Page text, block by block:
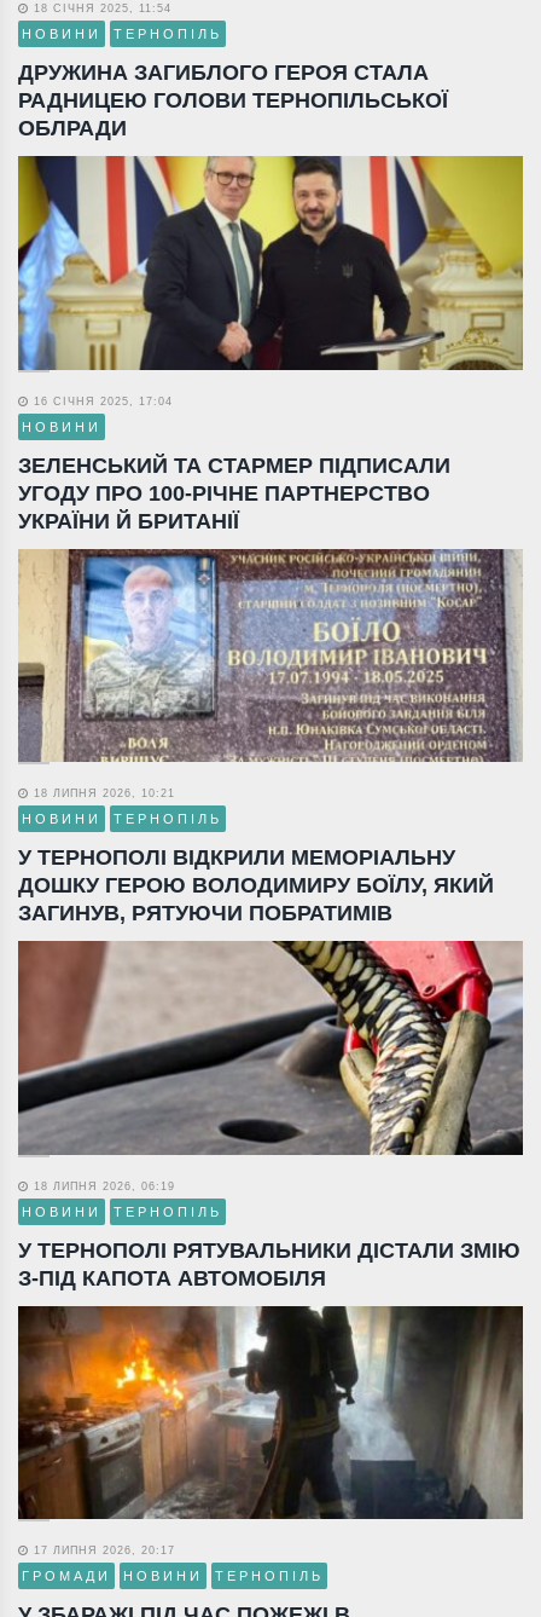
18 СІЧНЯ 2025, 11:54
НОВИНИ ТЕРНОПІЛЬ
ДРУЖИНА ЗАГИБЛОГО ГЕРОЯ СТАЛА
РАДНИЦЕЮ ГОЛОВИ ТЕРНОПІЛЬСЬКОЇ
ОБЛРАДИ
16 СІЧНЯ 2025, 17:04
НОВИНИ
ЗЕЛЕНСЬКИЙ ТА СТАРМЕР ПІДПИСАЛИ
УГОДУ ПРО 100-РІЧНЕ ПАРТНЕРСТВО
УКРАЇНИ Й БРИТАНІЇ
18 ЛИПНЯ 2026, 10:21
НОВИНИ ТЕРНОПІЛЬ
У ТЕРНОПОЛІ ВІДКРИЛИ МЕМОРІАЛЬНУ
ДОШКУ ГЕРОЮ ВОЛОДИМИРУ БОЇЛУ, ЯКИЙ
ЗАГИНУВ, РЯТУЮЧИ ПОБРАТИМІВ
18 ЛИПНЯ 2026, 06:19
НОВИНИ ТЕРНОПІЛЬ
У ТЕРНОПОЛІ РЯТУВАЛЬНИКИ ДІСТАЛИ ЗМІЮ
З-ПІД КАПОТА АВТОМОБІЛЯ
17 ЛИПНЯ 2026, 20:17
ГРОМАДИ НОВИНИ ТЕРНОПІЛЬ